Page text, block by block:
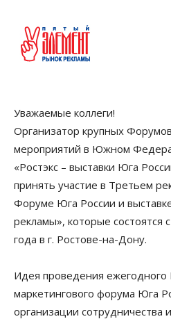
Уважаемые коллеги!
Организатор крупных
мероприятий в Южном
«Ростэкс – выставки Юга
принять участие в Третьем
Форуме Юга России и
рекламы», которые состоятся
года в г. Ростове-на-Дону.
Идея проведения ежегодного
маркетингового форума Юга
организации сотрудничества